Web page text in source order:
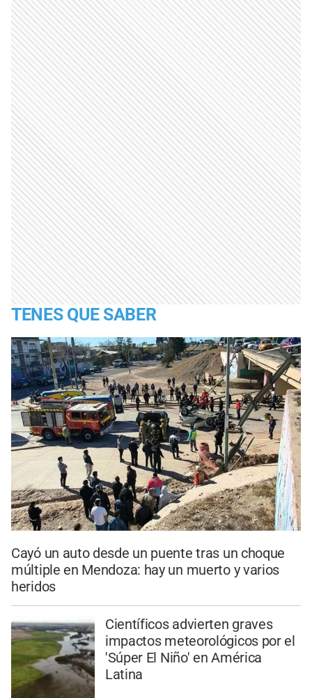
TENES QUE SABER
Cayó un auto desde un puente tras un choque
múltiple en Mendoza: hay un muerto y varios
heridos
Científicos advierten graves
impactos meteorológicos por el
'Súper El Niño' en América
Latina